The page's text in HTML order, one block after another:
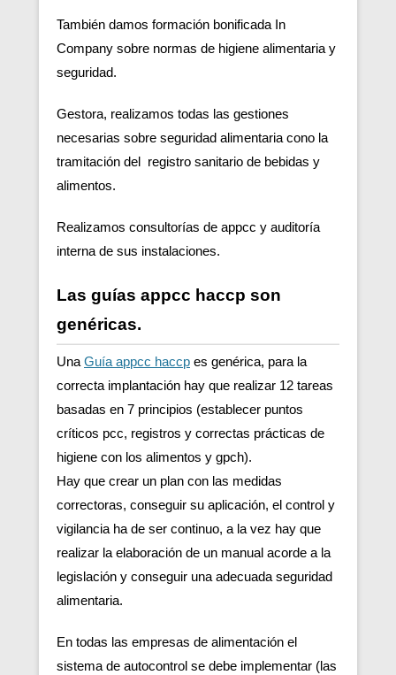
También damos formación bonificada In
Company sobre normas de higiene alimentaria y
seguridad.
Gestora, realizamos todas las gestiones
necesarias sobre seguridad alimentaria cono la
tramitación del registro sanitario de bebidas y
alimentos.
Realizamos consultorías de appcc y auditoría
interna de sus instalaciones.
Las guías appcc haccp son
genéricas.
Una Guía appcc haccp es genérica, para la
correcta implantación hay que realizar 12 tareas
basadas en 7 principios (establecer puntos
críticos pcc, registros y correctas prácticas de
higiene con los alimentos y gpch).
Hay que crear un plan con las medidas
correctoras, conseguir su aplicación, el control y
vigilancia ha de ser continuo, a la vez hay que
realizar la elaboración de un manual acorde a la
legislación y conseguir una adecuada seguridad
alimentaria.
En todas las empresas de alimentación el
sistema de autocontrol se debe implementar (las